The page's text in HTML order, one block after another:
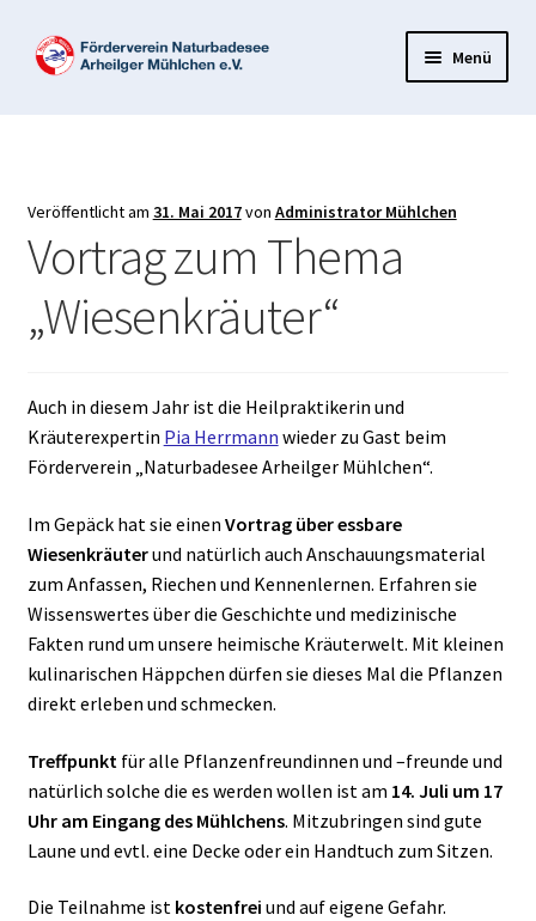
Zur
Navigation
Zum
Inhalt
Menü
Der Badesee
Förderverein
Veröffentlicht am 31. Mai 2017von Administrator Mühlchen
Vortrag zum Thema
„Wiesenkräuter“
Auch in diesem Jahr ist die Heilpraktikerin und
Kräuterexpertin Pia Herrmann wieder zu Gast beim
Förderverein „Naturbadesee Arheilger Mühlchen“.
Im Gepäck hat sie einen Vortrag über essbare
Wiesenkräuterund natürlich auch Anschauungsmaterial
zum Anfassen, Riechen und Kennenlernen. Erfahren sie
Wissenswertes über die Geschichte und medizinische
Fakten rund um unsere heimische Kräuterwelt. Mit kleinen
kulinarischen Häppchen dürfen sie dieses Mal die Pflanzen
direkt erleben und schmecken.
Treffpunkt für alle Pflanzenfreundinnen und –freunde und
natürlich solche die es werden wollen ist am 14. Juli um 17
Uhr am Eingang des Mühlchens. Mitzubringen sind gute
Laune und evtl. eine Decke oder ein Handtuch zum Sitzen.
Die Teilnahme ist kostenfrei und auf eigene Gefahr.